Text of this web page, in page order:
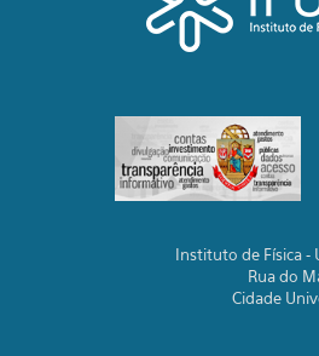
Instituto de Física -
Rua do
Cidade